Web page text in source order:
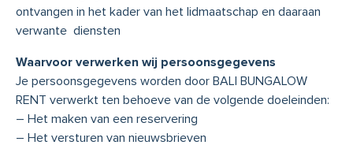
ontvangen in het kader van het lidmaatschap en daaraan
verwante diensten
Waarvoor verwerken wij persoonsgegevens
Je persoonsgegevens worden door BALI BUNGALOW
RENT verwerkt ten behoeve van de volgende doeleinden:
– Het maken van een reservering
– Het versturen van nieuwsbrieven